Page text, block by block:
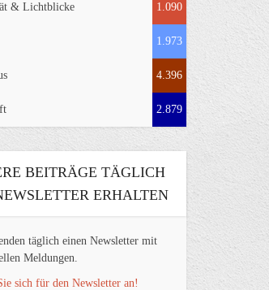
& Lichtblicke 1.090
1.973
4.396
2.879
BEITRÄGE TÄGLICH
ERHALTEN
täglich einen Newsletter mit
Meldungen.
sich für den Newsletter an!